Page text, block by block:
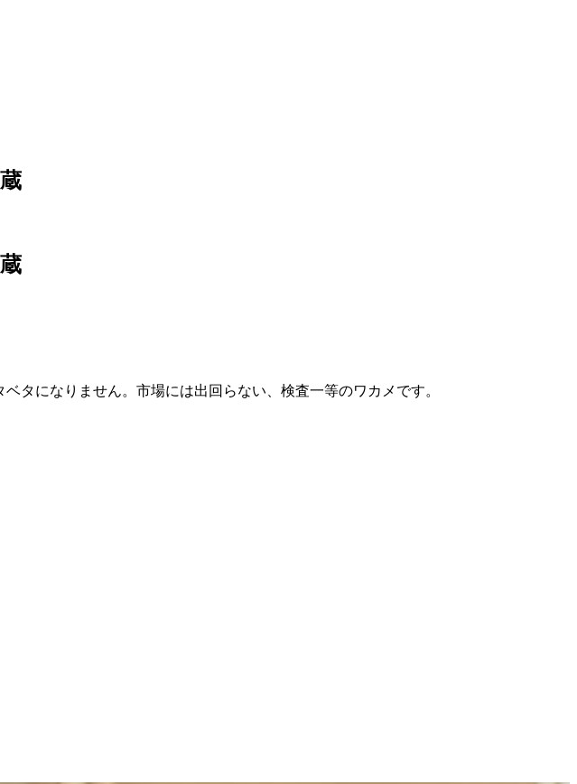
タになりません。市場には出回らない、検査一等のワカメです。